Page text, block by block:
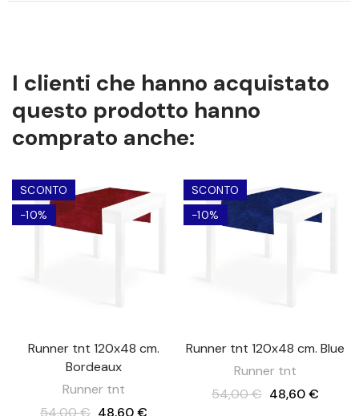
I clienti che hanno acquistato
questo prodotto hanno
comprato anche:
SCONTO
-10%
Runner tnt 120x48 cm.
Bordeaux
Runner tnt
54,00 € 48,60 €
SCONTO
-10%
Runner tnt 120x48 cm. Blue
Runner tnt
54,00 € 48,60 €